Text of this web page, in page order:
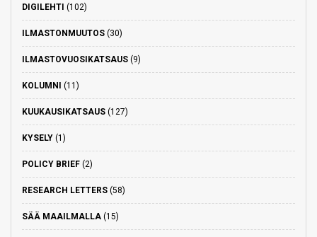
DIGILEHTI (102)
ILMASTONMUUTOS (30)
ILMASTOVUOSIKATSAUS (9)
KOLUMNI (11)
KUUKAUSIKATSAUS (127)
KYSELY (1)
POLICY BRIEF (2)
RESEARCH LETTERS (58)
SÄÄ MAAILMALLA (15)